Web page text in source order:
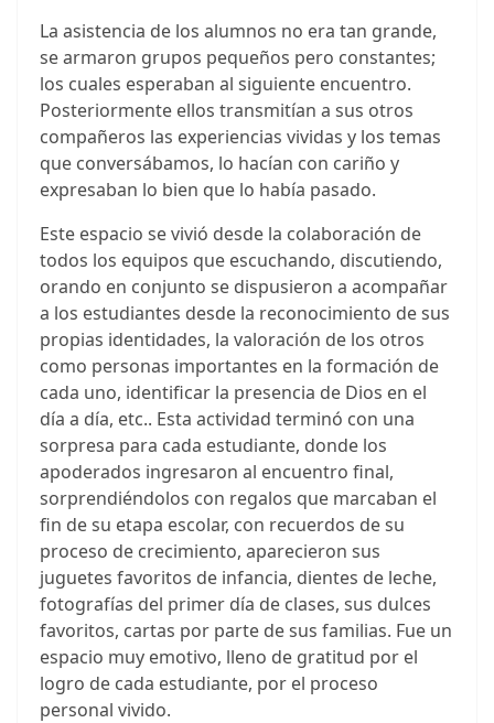
La asistencia de los alumnos no era tan grande,
se armaron grupos pequeños pero constantes;
los cuales esperaban al siguiente encuentro.
Posteriormente ellos transmitían a sus otros
compañeros las experiencias vividas y los temas
que conversábamos, lo hacían con cariño y
expresaban lo bien que lo había pasado.
Este espacio se vivió desde la colaboración de
todos los equipos que escuchando, discutiendo,
orando en conjunto se dispusieron a acompañar
a los estudiantes desde la reconocimiento de sus
propias identidades, la valoración de los otros
como personas importantes en la formación de
cada uno, identificar la presencia de Dios en el
día a día, etc.. Esta actividad terminó con una
sorpresa para cada estudiante, donde los
apoderados ingresaron al encuentro final,
sorprendiéndolos con regalos que marcaban el
fin de su etapa escolar, con recuerdos de su
proceso de crecimiento, aparecieron sus
juguetes favoritos de infancia, dientes de leche,
fotografías del primer día de clases, sus dulces
favoritos, cartas por parte de sus familias. Fue un
espacio muy emotivo, lleno de gratitud por el
logro de cada estudiante, por el proceso
personal vivido.